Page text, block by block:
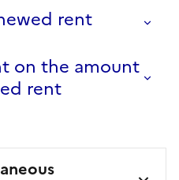
rent
on the amount
rent